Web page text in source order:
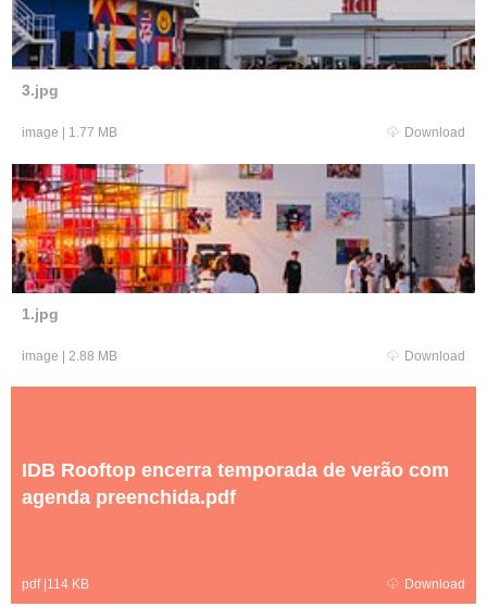
3.jpg
image 1.77 MB Download
1.jpg
image 2.88 MB Download
IDB Rooftop encerra temporada de verão com
agenda preenchida.pdf
pdf| 114 KB Download